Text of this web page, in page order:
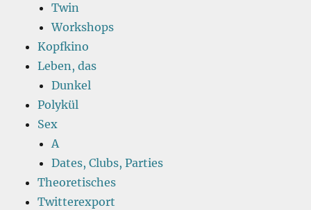
Twin
Workshops
Kopfkino
Leben, das
Dunkel
Polykül
Sex
A
Dates, Clubs, Parties
Theoretisches
Twitterexport